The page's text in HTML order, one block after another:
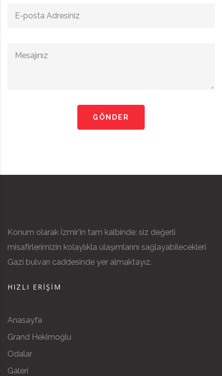
GÖNDER
Konum olarak İzmir’in tam kalbinde; siz değerli
misafirlerimizin kolaylıkla ulaşımlarını sağlayabilecekleri
Gazi bulvarı caddesinde yer almaktayız.
HIZLI ERIŞIM
Anasayfa
Grand Hekimoğlu
Odalar
Galeri